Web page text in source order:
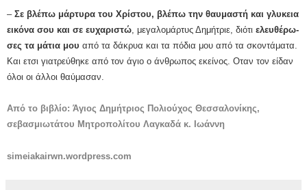
– Σε βλέ­πω μάρ­τυ­ρα του Χρί­στου, βλέ­πω την θαυ­μα­στή και γλυ­κεια
ει­κό­να σου και σε ευ­χα­ρι­στώ , με­γα­λο­μάρ­τυς Δη­μή­τρι­ε, δι­ό­τι ε­λευ­θέ­ρω­
σες τα μά­τια μου α­πό τα δά­κρυ­α και τα πό­δια μου α­πό τα σκον­τά­μα­τα.
Και ε­τσι γι­α­τρεύ­θη­κε α­πό τον ά­γιο ο άν­θρω­πος ε­κεί­νος. Ο­ταν τον εί­δαν
ό­λοι οι άλ­λοι θαύ­μα­σαν.
Από το βιβλίο: Άγιος Δημήτριος Πολιούχος Θεσσαλονίκης,
σεβασμιωτάτου Μητροπολίτου Λαγκαδά κ. Ιωάννη
simeiakairwn.wordpress.com